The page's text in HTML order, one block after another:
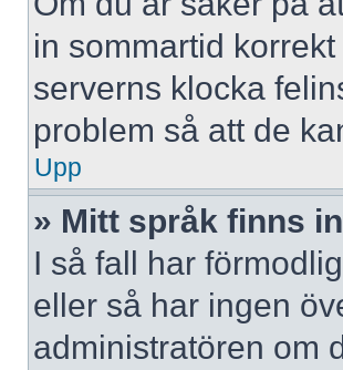
in sommartid
serverns klocka
problem så att de
Upp
» Mitt språk finns
I så fall har
eller så har ingen
administratören om